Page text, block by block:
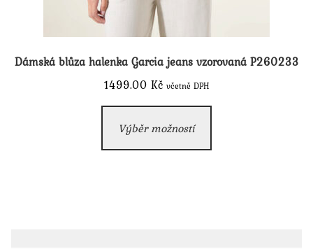
Dámská blůza halenka Garcia jeans vzorovaná P260233
1499.00 Kč včetně DPH
Výběr možností
má